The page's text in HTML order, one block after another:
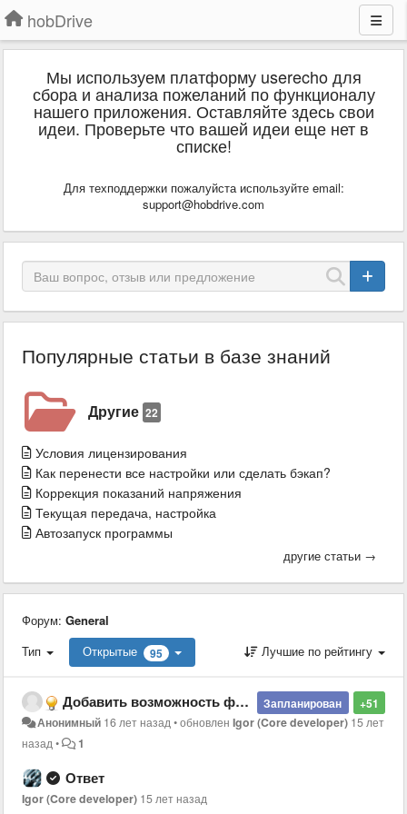
hobDrive
Мы используем платформу userecho для
сбора и анализа пожеланий по функционалу
нашего приложения. Оставляйте здесь свои
идеи. Проверьте что вашей идеи еще нет в
списке!
Для техподдержки пожалуйста используйте email:
support@hobdrive.com
Популярные статьи в базе знаний
Другие 22
Условия лицензирования
Как перенести все настройки или сделать бэкап?
Коррекция показаний напряжения
Текущая передача, настройка
Автозапуск программы
другие статьи →
Форум: General
Тип
Открытые 95 Лучшие по рейтингу
+51
Запланирован
Добавить возможность формирования пользовательского экрана - Allow user to configure screen with custom sensors
Анонимный 16 лет назад •обновленIgor (Core developer) 15 лет
назад • 1
Ответ
Igor (Core developer) 15 лет назад